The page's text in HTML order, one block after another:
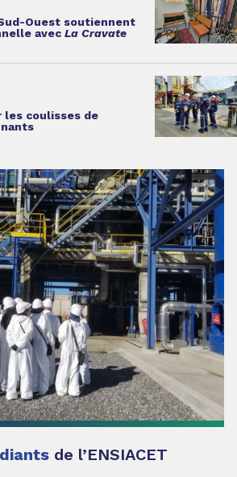
Ouest soutiennent
avec La Cravate
les coulisses de
de l’ENSIACET